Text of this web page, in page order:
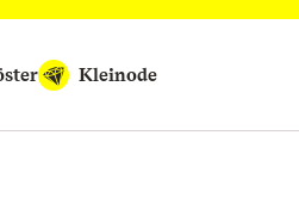
Kleinode